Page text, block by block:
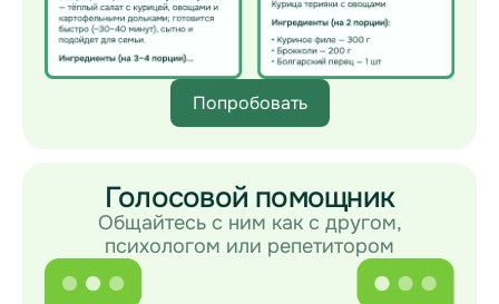
Попробовать
Голосовой помощник
Общайтесь с ним как с другом,
психологом или репетитором